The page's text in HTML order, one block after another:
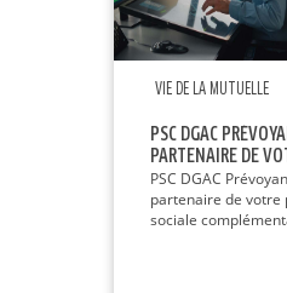
VIE DE LA MUTUELLE
PSC DGAC
PARTENAIRE DE
PSC DGAC
partenaire de votre
sociale